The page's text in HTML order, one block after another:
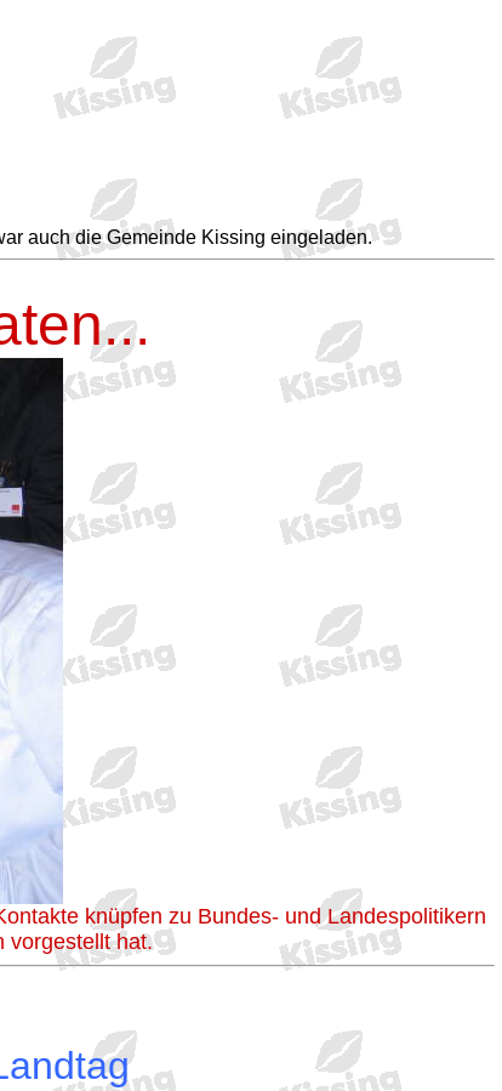
auch die Gemeinde Kissing eingeladen.
knüpfen zu Bundes- und Landespolitikern
vorgestellt hat.